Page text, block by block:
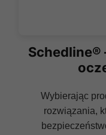
Schedline®
Wybierając
rozwiązania,